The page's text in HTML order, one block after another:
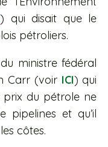
) qui disait que le
pétroliers.
ministre fédéral
Carr (voir ICI) qui
prix du pétrole ne
pipelines et qu’il
côtes.